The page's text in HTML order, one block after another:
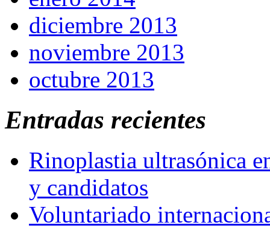
diciembre 2013
noviembre 2013
octubre 2013
Entradas recientes
Rinoplastia ultrasónica
y candidatos
Voluntariado